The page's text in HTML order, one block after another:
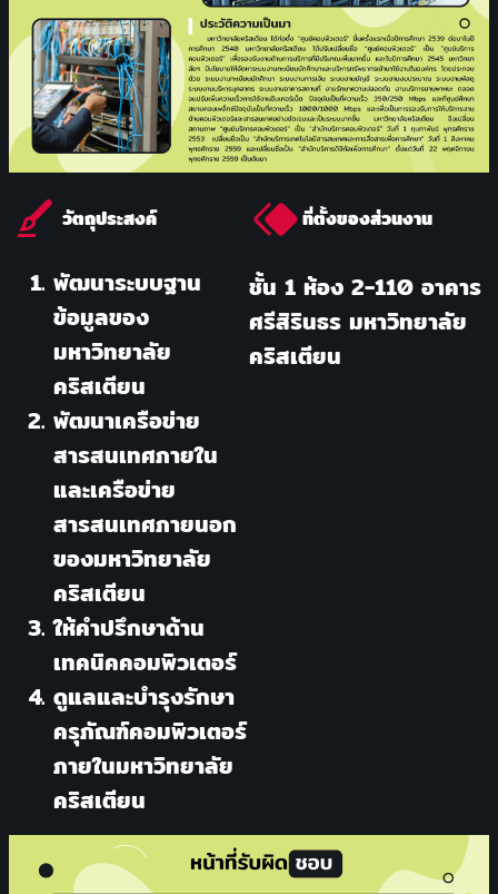
วัตถุประสงค์
พัฒนาระบบฐาน
ข้อมูลของ
มหาวิทยาลัย
คริสเตียน
พัฒนาเครือข่าย
สารสนเทศภายใน
และเครือข่าย
สารสนเทศภายนอก
ของมหาวิทยาลัย
คริสเตียน
ให้คำปรึกษาด้าน
เทคนิคคอมพิวเตอร์
ดูแลและบำรุงรักษา
ครุภัณฑ์คอมพิวเตอร์
ภายในมหาวิทยาลัย
คริสเตียน
ที่ตั้งของส่วนงาน
ชั้น 1 ห้อง 2-110 อาคาร
ศรีสิรินธร มหาวิทยาลัย
คริสเตียน